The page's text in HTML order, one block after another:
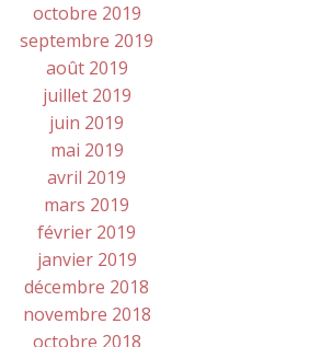
octobre 2019
septembre 2019
août 2019
juillet 2019
juin 2019
mai 2019
avril 2019
mars 2019
février 2019
janvier 2019
décembre 2018
novembre 2018
octobre 2018